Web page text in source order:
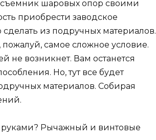
съемник шаровых опор своими
приобрести заводское
из подручных материалов.
пожалуй, самое сложное условие.
не возникнет. Вам останется
Но, тут все будет
материалов. Собирая